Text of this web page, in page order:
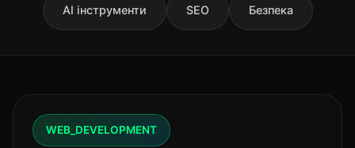
AI інструменти SEO Безпека
WEB_DEVELOPMENT